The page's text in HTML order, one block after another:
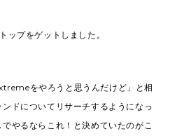
ップをゲットしました。
をやろうと思うんだけど」と相
ドについてリサーチするようになっ
やるならこれ！と決めていたのがこ